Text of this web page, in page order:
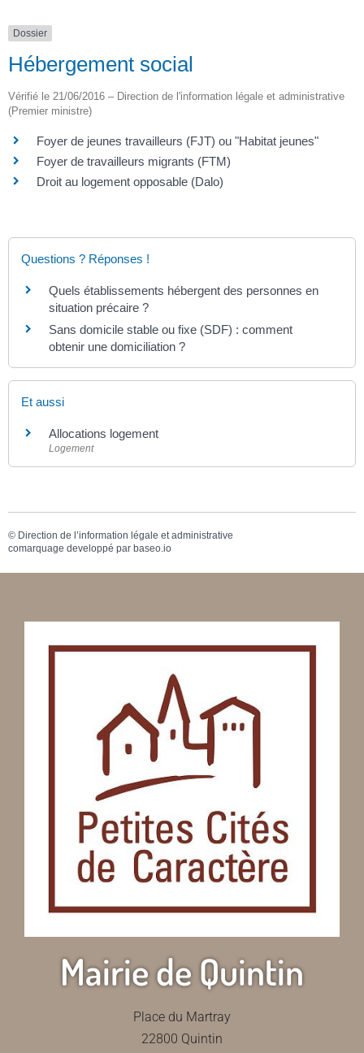
Dossier
Hébergement social
Vérifié le 21/06/2016 – Direction de l'information légale et administrative
(Premier ministre)
Foyer de jeunes travailleurs (FJT) ou "Habitat jeunes"
Foyer de travailleurs migrants (FTM)
Droit au logement opposable (Dalo)
Questions ? Réponses !
Quels établissements hébergent des personnes en
situation précaire ?
Sans domicile stable ou fixe (SDF) : comment
obtenir une domiciliation ?
Et aussi
Allocations logement
Logement
© Direction de l’information légale et administrative
comarquage developpé par baseo.io
Mairie de Quintin
Place du Martray
22800 Quintin